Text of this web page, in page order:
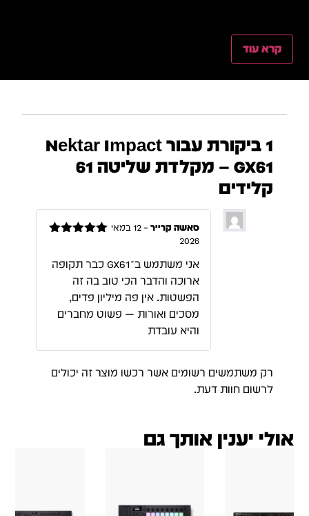
קרא עוד
1 ביקורת עבור
Nektar Impact
GX61 – מקלדת שליטה 61
קלידים
סאשה קרייר –
12 במאי
2026
אני משתמש ב־GX61 כבר תקופה
ארוכה והדבר הכי טוב בה זה
הפשטות. אין פה מיליון פדים,
מסכים ואורות — פשוט מחברים
והיא עובדת
רק משתמשים רשומים אשר רכשו מוצר זה יכולים
לרשום חוות דעת.
אולי יענין אותך גם